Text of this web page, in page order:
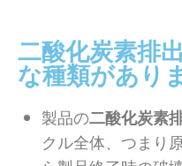
二酸化炭素排
な種類があり
製品の二酸化炭素
クル全体、つまり